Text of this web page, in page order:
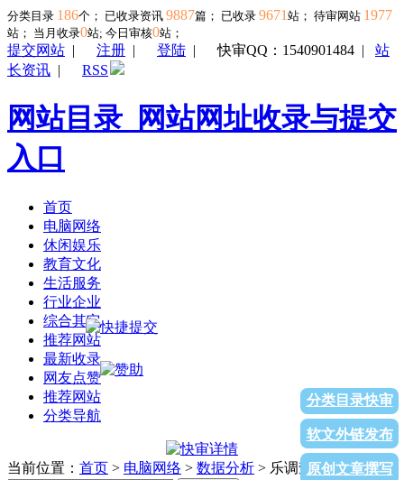
分类目录 186个； 已收录资讯 9887篇； 已收录 9671 站； 待审网站 1977
站； 当月收录0站; 今日审核0站；
提交网站 | 注册 | 登陆 |快审QQ：1540901484 | 站
长资讯 | RSS
网站目录_网站网址收录与提交
入口
首页
电脑网络
休闲娱乐
教育文化
生活服务
行业企业
综合其它
推荐网站
最新收录
网友点赞
推荐网站
分类导航
分类目录快审
软文外链发布
原创文章撰写
当前位置： 首页 > 电脑网络 > 数据分析 > 乐调查